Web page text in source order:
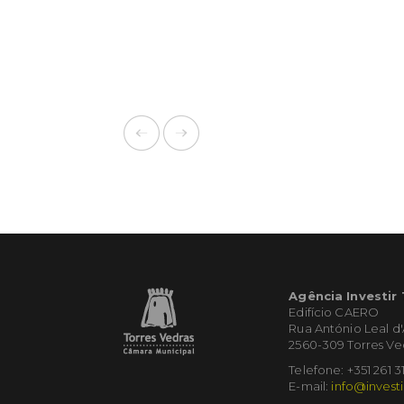
Agência Investir
Edifício CAERO
Rua António Leal
2560-309 Torres
Telefone: +351 261
E-mail: